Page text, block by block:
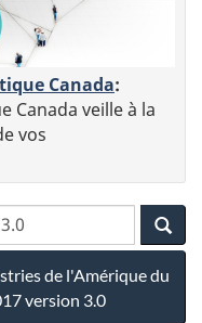
Canada:
Canada veille à la
vos
de l'Amérique du
version 3.0